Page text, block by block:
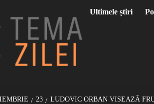
Ultimele știri
23
LUDOVIC ORBAN VISEAZĂ